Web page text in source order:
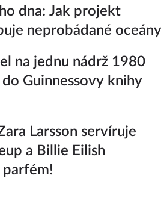
dna: Jak projekt
neprobádané oceány
na jednu nádrž 1980
Guinnessovy knihy
Larsson servíruje
a Billie Eilish